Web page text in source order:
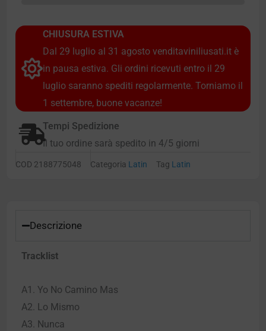
CHIUSURA ESTIVA
Dal 29 luglio al 31 agosto venditaviniliusati.it è
in pausa estiva. Gli ordini ricevuti entro il 29
luglio saranno spediti regolarmente. Torniamo il
1 settembre, buone vacanze!
Tempi Spedizione
Il tuo ordine sarà spedito in 4/5 giorni
COD 2188775048 Categoria Latin Tag Latin
Descrizione
Tracklist
A1. Yo No Camino Mas
A2. Lo Mismo
A3. Nunca